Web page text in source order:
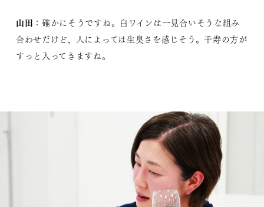
山田 ：確かにそうですね。白ワインは一見合いそうな組み
合わせだけど、人によっては生臭さを感じそう。千寿の方が
すっと入ってきますね。